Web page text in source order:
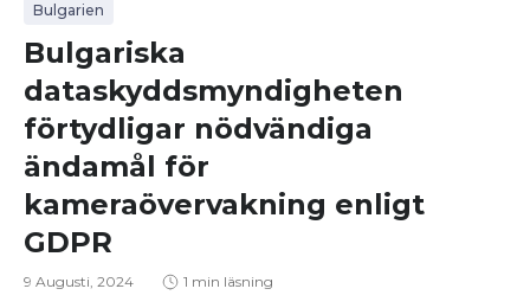
Bulgarien
Bulgariska
dataskyddsmyndigheten
förtydligar nödvändiga
ändamål för
kameraövervakning enligt
GDPR
9 Augusti, 2024 1 min läsning